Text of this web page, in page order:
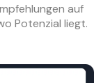
auf
Potenzial liegt.